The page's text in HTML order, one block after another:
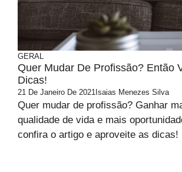
GERAL
Quer Mudar De Profissão? Então
Dicas!
21 De Janeiro De 2021 Isaias Menezes Silva
Quer mudar de profissão? Ganhar
qualidade de vida e mais
confira o artigo e aproveite as dicas!